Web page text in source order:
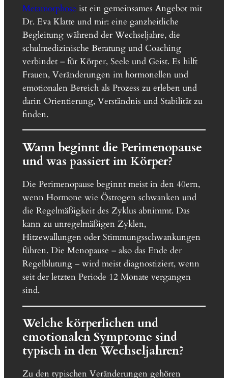
Metamorphose ist ein gemeinsames Angebot mit
Dr. Eva Klatte und mir: eine ganzheitliche
Begleitung während der Wechseljahre, die
schulmedizinische Beratung und Coaching
verbindet – für Körper, Seele und Geist. Es hilft
Frauen, Veränderungen im hormonellen und
emotionalen Bereich als Prozess zu erleben und
darin Orientierung, Verständnis und Stabilität zu
finden.
Wann beginnt die Perimenopause
und was passiert im Körper?
Die Perimenopause beginnt meist in den 40ern,
wenn Hormone wie Östrogen schwanken und
die Regelmäßigkeit des Zyklus abnimmt. Das
kann zu unregelmäßigen Zyklen,
Hitzewallungen oder Stimmungsschwankungen
führen. Die Menopause – also das Ende der
Regelblutung – wird meist diagnostiziert, wenn
seit der letzten Periode 12 Monate vergangen
sind.
Welche körperlichen und
emotionalen Symptome sind
typisch in den Wechseljahren?
Zu den typischen Veränderungen gehören